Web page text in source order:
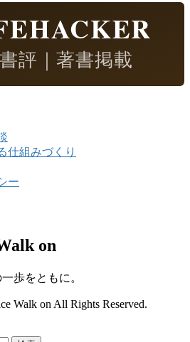
評｜著書掲載
仕組みづくり
ー
on
歩をともに。
Walk on All Rights Reserved.